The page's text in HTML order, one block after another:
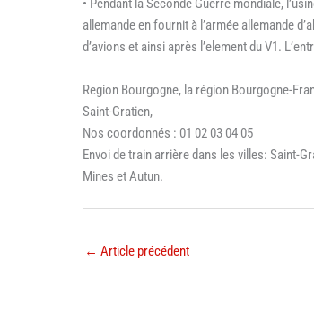
• Pendant la Seconde Guerre mondiale,
allemande en fournit à l’armée allemande
d’avions et ainsi après l’element du V1.
Region Bourgogne, la région Bourgogne-
Saint-Gratien,
Nos coordonnés : 01 02 03 04 05
Envoi de train arrière dans les villes: Saint-
Mines et Autun.
← Article précédent